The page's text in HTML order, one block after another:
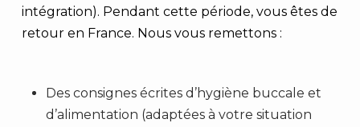
intégration). Pendant cette période, vous êtes de
retour en France. Nous vous remettons :
Des consignes écrites d’hygiène buccale et
d’alimentation (adaptées à votre situation